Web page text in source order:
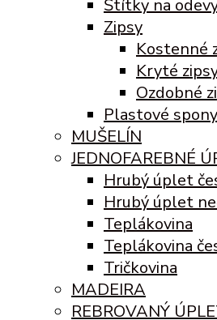
Štítky na
Zipsy
Kostenné
Kryté
Ozdobné
Plastové spony
MUŠELÍN
JEDNOFAREBNÉ
Hrubý úplet
Hrubý úplet
Teplákovina
Teplákovina
Tričkovina
MADEIRA
REBROVANÝ